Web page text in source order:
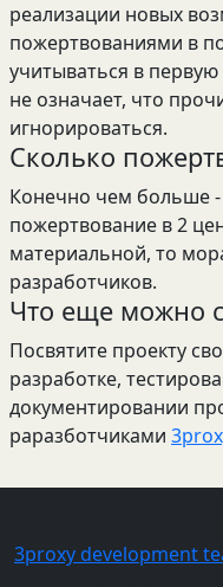
реализации новых
пожертвованиями в
учитываться в
не означает, что
игнорироваться.
Сколько
Конечно чем больше
пожертвование в 2
материальной, то
разработчиков.
Что еще можно
Посвятите проекту
разработке,
документировании
раразботчиками
3proxy development